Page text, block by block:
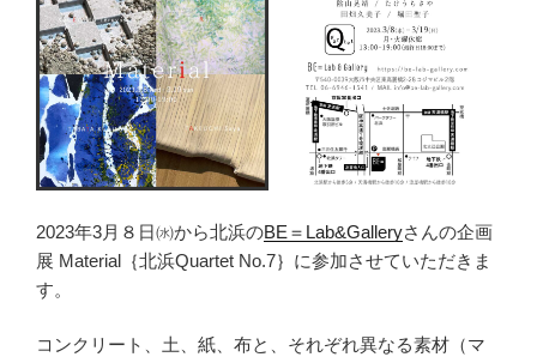
2023年3月８日㈬から北浜のBE＝Lab&Galleryさんの企画
展 Material｛北浜Quartet No.7｝に参加させていただきま
す。
コンクリート、土、紙、布と、それぞれ異なる素材（マ